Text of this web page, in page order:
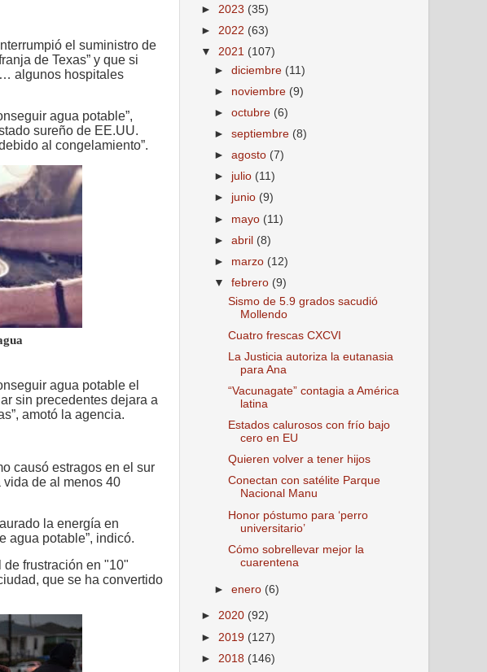
el suministro de
de Texas” y que si
algunos hospitales
agua potable”,
sureño de EE.UU.
al congelamiento”.
agua potable el
sin precedentes dejara a
amotó la agencia.
causó estragos en el sur
de al menos 40
la energía en
agua potable”, indicó.
de frustración en "10"
que se ha convertido
► 2023 (35)
► 2022 (63)
▼ 2021 (107)
►diciembre (11)
► noviembre (9)
►octubre (6)
►septiembre (8)
►agosto (7)
► julio (11)
► junio (9)
► mayo (11)
►abril (8)
► marzo (12)
▼febrero (9)
Sismo de 5.9 grados sacudió
Mollendo
Cuatro frescas CXCVI
La Justicia autoriza la eutanasia
para Ana
“Vacunagate” contagia a América
latina
Estados calurosos con frío bajo
cero en EU
Quieren volver a tener hijos
Conectan con satélite Parque
Nacional Manu
Honor póstumo para ‘perro
universitario’
Cómo sobrellevar mejor la
cuarentena
►enero (6)
► 2020 (92)
► 2019 (127)
► 2018 (146)